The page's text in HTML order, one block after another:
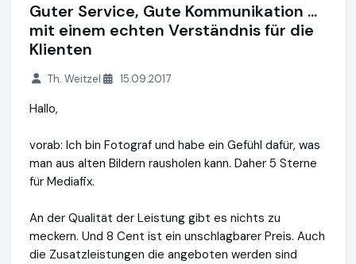
Guter Service, Gute Kommunikation ...
mit einem echten Verständnis für die
Klienten
Th. Weitzel 15.09.2017
Hallo,
vorab: Ich bin Fotograf und habe ein Gefühl dafür, was
man aus alten Bildern rausholen kann. Daher 5 Sterne
für Mediafix.
An der Qualität der Leistung gibt es nichts zu
meckern. Und 8 Cent ist ein unschlagbarer Preis. Auch
die Zusatzleistungen die angeboten werden sind